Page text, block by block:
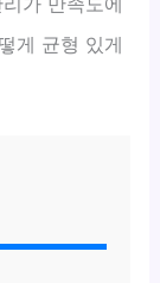
게 균형 있게